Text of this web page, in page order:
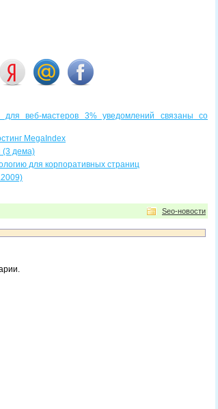
для веб-мастеров 3% уведомлений связаны со
MegaIndex
(3 дема)
для корпоративных страниц
Seo-новости